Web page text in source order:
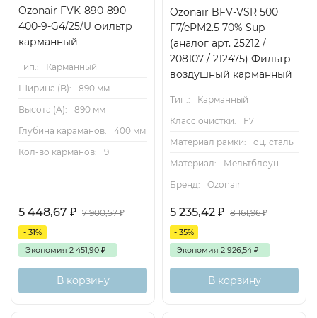
Ozonair FVK-890-890-
400-9-G4/25/U фильтр
карманный
Тип.:
Карманный
Ширина (B):
890 мм
Высота (А):
890 мм
Глубина караманов:
400 мм
Кол-во карманов:
9
5 448,67 ₽ 7 900,57₽
- 31%
Экономия 2 451,90 ₽
В корзину
Ozonair BFV-VSR 500
F7/ePM2.5 70% Sup
(аналог арт. 25212 /
208107 / 212475) Фильтр
воздушный карманный
Тип.:
Карманный
Класс очистки:
F7
Материал рамки:
оц. сталь
Материал:
Мельтблоун
Бренд:
Ozonair
5 235,42 ₽ 8 161,96₽
- 35%
Экономия 2 926,54 ₽
В корзину